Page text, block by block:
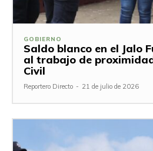
GOBIERNO
Saldo blanco en el Jalo
al trabajo de
Civil
Reportero Directo - 21 de julio de 2026